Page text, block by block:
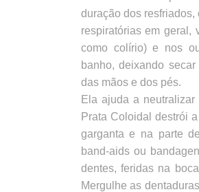
duração dos
respiratórias em geral,
como colírio) e nos
banho, deixando
das mãos e dos pés.
Ela ajuda a
Prata Coloidal destrói
garganta e na parte
band-aids ou
dentes, feridas na
Mergulhe as